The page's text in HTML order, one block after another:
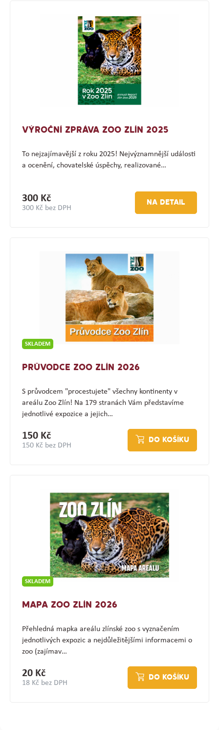
VÝROČNÍ ZPRÁVA ZOO ZLÍN 2025
To nejzajímavější z roku 2025! Nejvýznamnější události
a ocenění, chovatelské úspěchy, realizované…
300 Kč
300 Kč bez DPH
NA DETAIL
SKLADEM
PRŮVODCE ZOO ZLÍN 2026
S průvodcem "procestujete" všechny kontinenty v
areálu Zoo Zlín! Na 179 stranách Vám představíme
jednotlivé expozice a jejich…
150 Kč
150 Kč bez DPH
DO KOŠÍKU
SKLADEM
MAPA ZOO ZLÍN 2026
Přehledná mapka areálu zlínské zoo s vyznačením
jednotlivých expozic a nejdůležitějšími informacemi o
zoo (zajímav…
20 Kč
18 Kč bez DPH
DO KOŠÍKU